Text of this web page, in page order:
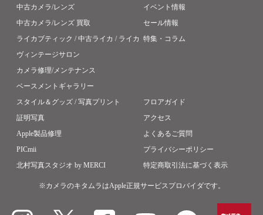
中古カメラ/レンズ
中古カメラ/レンズ 買取
ライカブティック / 中古ライカ / ライカ
ヴィンテージサロン
カメラ修理/メンテナンス
ベースメントギャラリー
スタイル＆グッズ / 写真プリント
証明写真
Apple製品修理
PICmii
北村写真スタジオ by MERCI
イベント情報
セール情報
特集・コラム
フロアガイド
アクセス
よくあるご質問
プライバシーポリシー
特定商取引法に基づく表示
※カメラのキタムラはApple正規サービスプロバイダです。